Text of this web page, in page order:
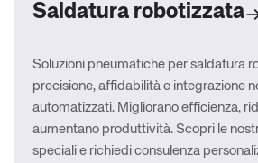
Saldatura robotizzata
Soluzioni pneumatiche per saldatura
precisione, affidabilità e integrazione
automatizzati. Migliorano efficienza,
aumentano produttività. Scopri le
speciali e richiedi consulenza